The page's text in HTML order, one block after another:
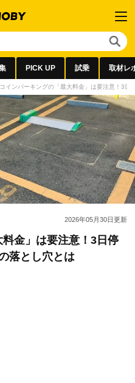
PICK UP 試乗 取材レ
コインパーキングの「最大料金」は要注意！3日
2026年05月30日更新
金」は要注意！3日停
落とし穴とは